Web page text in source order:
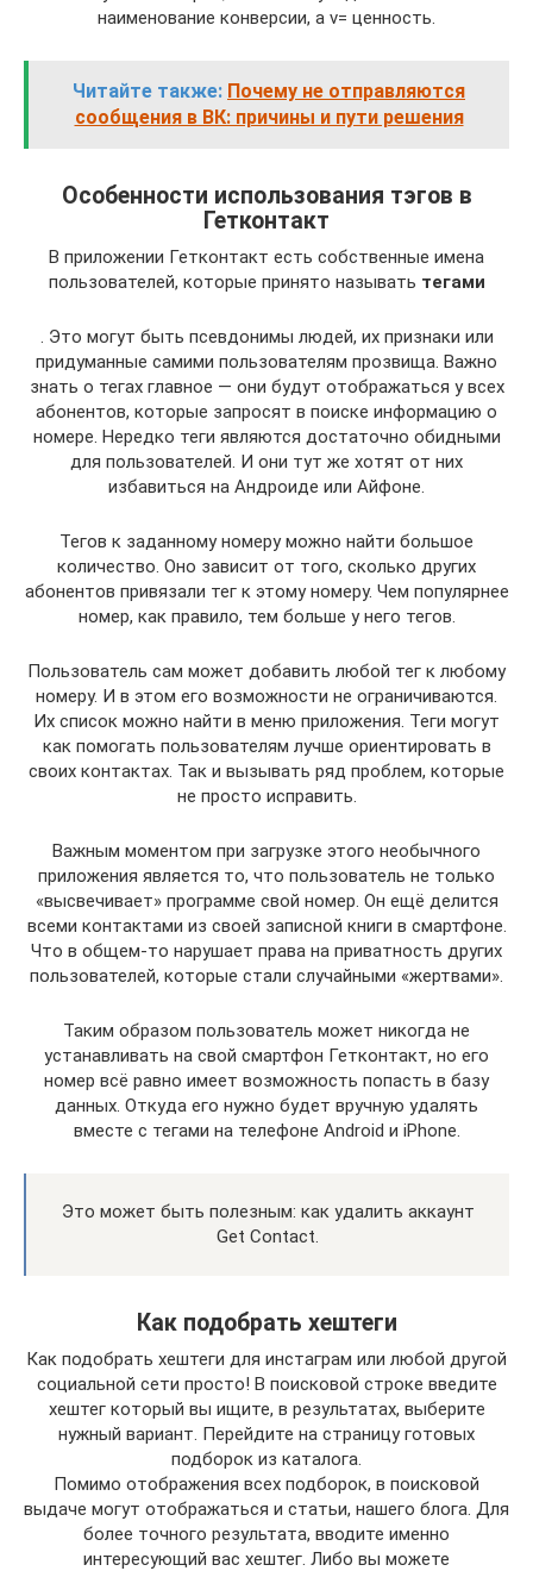
наименование конверсии, а v= ценность.
Читайте также: Почему не отправляются
сообщения в ВК: причины и пути решения
Особенности использования тэгов в
Гетконтакт
В приложении Гетконтакт есть собственные имена
пользователей, которые принято называть тегами
. Это могут быть псевдонимы людей, их признаки или
придуманные самими пользователям прозвища. Важно
знать о тегах главное — они будут отображаться у всех
абонентов, которые запросят в поиске информацию о
номере. Нередко теги являются достаточно обидными
для пользователей. И они тут же хотят от них
избавиться на Андроиде или Айфоне.
Тегов к заданному номеру можно найти большое
количество. Оно зависит от того, сколько других
абонентов привязали тег к этому номеру. Чем популярнее
номер, как правило, тем больше у него тегов.
Пользователь сам может добавить любой тег к любому
номеру. И в этом его возможности не ограничиваются.
Их список можно найти в меню приложения. Теги могут
как помогать пользователям лучше ориентировать в
своих контактах. Так и вызывать ряд проблем, которые
не просто исправить.
Важным моментом при загрузке этого необычного
приложения является то, что пользователь не только
«высвечивает» программе свой номер. Он ещё делится
всеми контактами из своей записной книги в смартфоне.
Что в общем-то нарушает права на приватность других
пользователей, которые стали случайными «жертвами».
Таким образом пользователь может никогда не
устанавливать на свой смартфон Гетконтакт, но его
номер всё равно имеет возможность попасть в базу
данных. Откуда его нужно будет вручную удалять
вместе с тегами на телефоне Android и iPhone.
Это может быть полезным: как удалить аккаунт
Get Contact.
Как подобрать хештеги
Как подобрать хештеги для инстаграм или любой другой
социальной сети просто! В поисковой строке введите
хештег который вы ищите, в результатах, выберите
нужный вариант. Перейдите на страницу готовых
подборок из каталога.
Помимо отображения всех подборок, в поисковой
выдаче могут отображаться и статьи, нашего блога. Для
более точного результата, вводите именно
интересующий вас хештег. Либо вы можете